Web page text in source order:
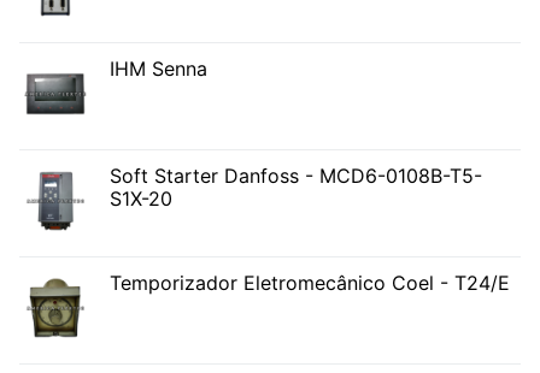
IHM Senna
Soft Starter Danfoss - MCD6-0108B-T5-
S1X-20
Temporizador Eletromecânico Coel - T24/E